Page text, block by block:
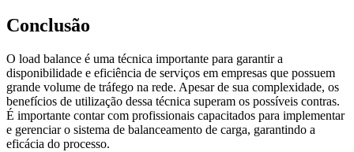
Conclusão
O load balance é uma técnica importante para garantir a
disponibilidade e eficiência de serviços em empresas que possuem
grande volume de tráfego na rede. Apesar de sua complexidade, os
benefícios de utilização dessa técnica superam os possíveis contras.
É importante contar com profissionais capacitados para implementar
e gerenciar o sistema de balanceamento de carga, garantindo a
eficácia do processo.